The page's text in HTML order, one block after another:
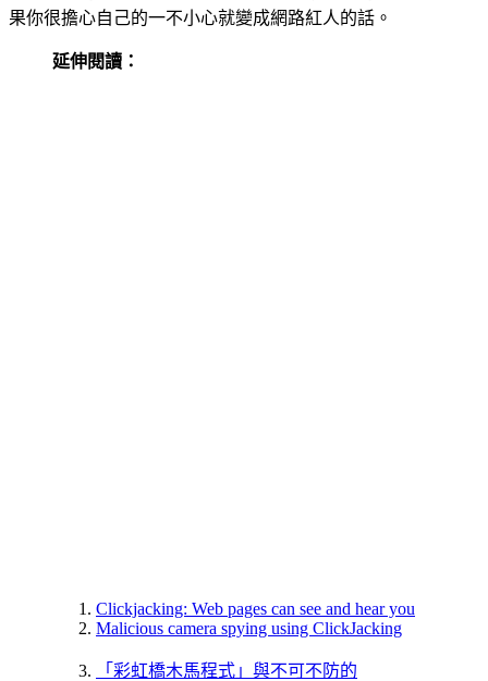
果你很擔心自己的一不小心就變成網路紅人的話。
延伸閱讀：
Clickjacking: Web pages can see and hear you
Malicious camera spying using ClickJacking
「彩虹橋木馬程式」與不可不防的